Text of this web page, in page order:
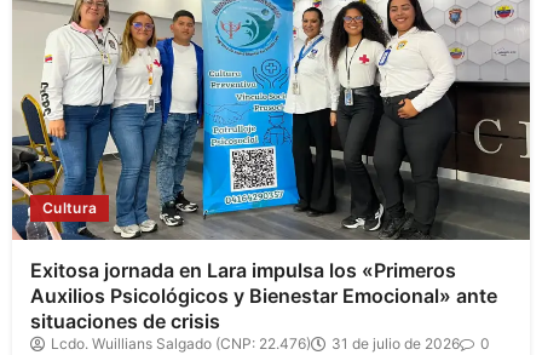
Cultura
Exitosa jornada en Lara impulsa los «Primeros
Auxilios Psicológicos y Bienestar Emocional» ante
situaciones de crisis
Lcdo. Wuillians Salgado (CNP: 22.476) 31 de julio de 2026 0